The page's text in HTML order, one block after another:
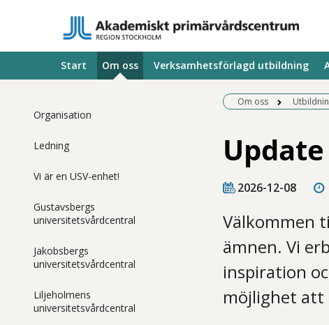
Start Om oss Verksamhetsförlagd utbildning
Organisation
Ledning
Vi är en USV-enhet!
Gustavsbergs
universitetsvårdcentral
Jakobsbergs
universitetsvårdcentral
Liljeholmens
universitetsvårdcentral
Om oss
2026-12-08
Välkommen
ämnen. Vi
inspiration
möjlighet att